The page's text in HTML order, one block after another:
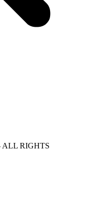
ALL RIGHTS